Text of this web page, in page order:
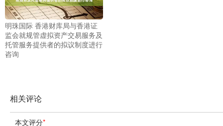
明珠国际 香港财库局与香港证
监会就规管虚拟资产交易服务及
托管服务提供者的拟议制度进行
咨询
相关评论
本文评分*